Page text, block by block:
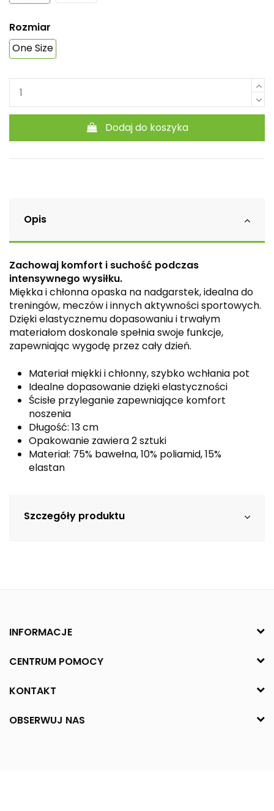
Rozmiar
One Size
Dodaj do koszyka
Opis
Zachowaj komfort i suchość podczas
intensywnego wysiłku.
Miękka i chłonna opaska na nadgarstek, idealna do
treningów, meczów i innych aktywności sportowych.
Dzięki elastycznemu dopasowaniu i trwałym
materiałom doskonale spełnia swoje funkcje,
zapewniając wygodę przez cały dzień.
Materiał miękki i chłonny, szybko wchłania pot
Idealne dopasowanie dzięki elastyczności
Ścisłe przyleganie zapewniające komfort
noszenia
Długość: 13 cm
Opakowanie zawiera 2 sztuki
Materiał: 75% bawełna, 10% poliamid, 15%
elastan
Szczegóły produktu
INFORMACJE
CENTRUM POMOCY
KONTAKT
OBSERWUJ NAS